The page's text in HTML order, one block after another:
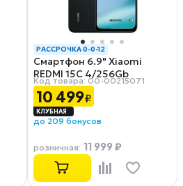
РАССРОЧКА 0-0-12
Смартфон 6.9" Xiaomi
REDMI 15C 4/256Gb
Midnight Black
Код товара: 00-00215071
10 499₽
до 209 бонусов
розничная: 11 999 ₽